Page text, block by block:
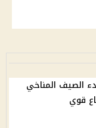
الصيف المناخي
قوي